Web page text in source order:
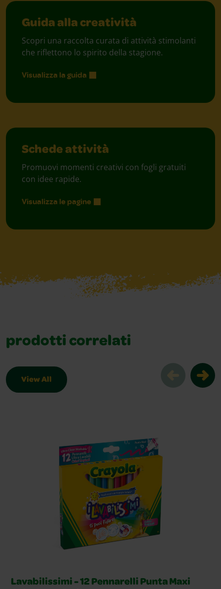
Guida alla creatività
Scopri una raccolta curata di attività stimolanti
che riflettono lo spirito della stagione.
Visualizza la guida
Schede attività
Promuovi momenti creativi con fogli gratuiti
con idee rapide.
Visualizza le pagine
prodotti correlati
View All
Lavabilissimi - 12 Pennarelli Punta Maxi